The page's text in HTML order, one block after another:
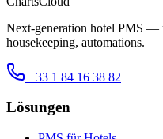
Next-generation hotel PMS —
housekeeping, automations.
+33 1 84 16 38 82
Lösungen